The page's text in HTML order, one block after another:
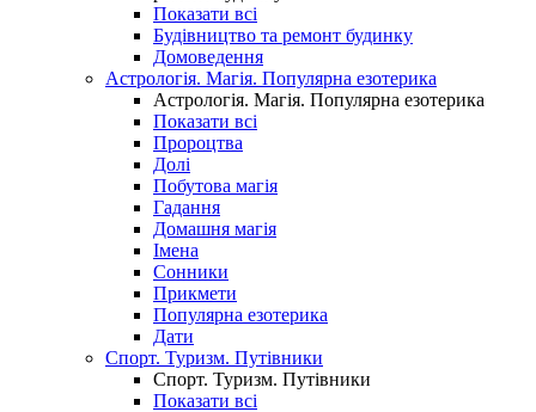
Показати всі
Будівництво та ремонт будинку
Домоведення
Астрологія. Магія. Популярна езотерика
Астрологія. Магія. Популярна езотерика
Показати всі
Пророцтва
Долі
Побутова магія
Гадання
Домашня магія
Імена
Сонники
Прикмети
Популярна езотерика
Дати
Спорт. Туризм. Путівники
Спорт. Туризм. Путівники
Показати всі